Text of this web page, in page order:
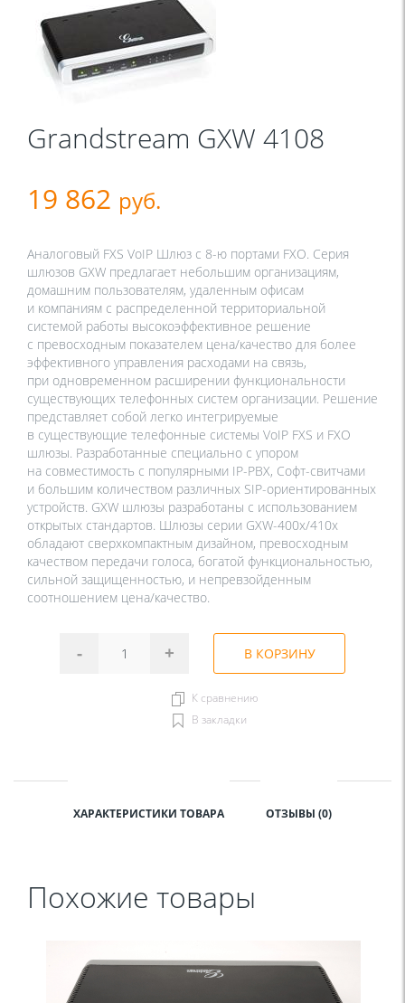
Grandstream GXW 4108
19 862 руб.
Аналоговый FXS VoIP Шлюз с 8-ю портами FXO. Серия
шлюзов GXW предлагает небольшим организациям,
домашним пользователям, удаленным офисам
и компаниям с распределенной территориальной
системой работы высокоэффективное решение
с превосходным показателем цена/качество для более
эффективного управления расходами на связь,
при одновременном расширении функциональности
существующих телефонных систем организации. Решение
представляет собой легко интегрируемые
в существующие телефонные системы VoIP FXS и FXO
шлюзы. Разработанные специально с упором
на совместимость с популярными IP-PBX, Софт-свитчами
и большим количеством различных SIP-ориентированных
устройств. GXW шлюзы разработаны с использованием
открытых стандартов. Шлюзы серии GXW-400x/410x
обладают сверхкомпактным дизайном, превосходным
качеством передачи голоса, богатой функциональностью,
сильной защищенностью, и непревзойденным
соотношением цена/качество.
- + В КОРЗИНУ
К сравнению
В закладки
ХАРАКТЕРИСТИКИ ТОВАРА ОТЗЫВЫ (0)
Похожие товары